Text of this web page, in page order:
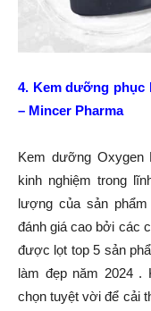
4. Kem dưỡng phục
– Mincer Pharma
Kem dưỡng
kinh nghiệm trong
lượng của sản
đánh giá cao bởi các
được lọt top 5 sản
làm đẹp năm 2024
chọn tuyệt vời để cải